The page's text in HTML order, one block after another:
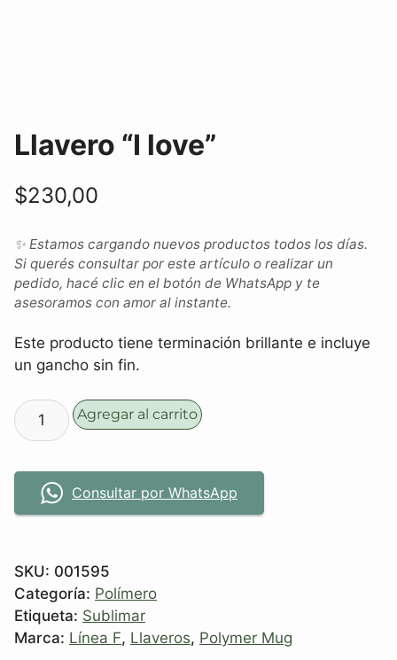
Llavero “I love”
$230,00
✨ Estamos cargando nuevos productos todos los días.
Si querés consultar por este artículo o realizar un
pedido, hacé clic en el botón de WhatsApp y te
asesoramos con amor al instante.
Este producto tiene terminación brillante e incluye
un gancho sin fin.
Agregar al carrito
Consultar por WhatsApp
SKU: 001595
Categoría: Polímero
Etiqueta: Sublimar
Marca: Línea F, Llaveros, Polymer Mug